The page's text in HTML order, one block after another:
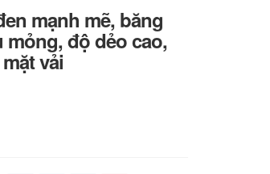
mạnh mẽ, băng
mỏng, độ dẻo cao,
vải